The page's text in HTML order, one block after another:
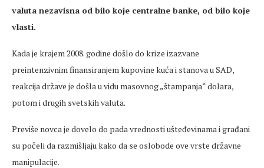
valuta nezavisna od bilo koje centralne banke, od bilo koje
vlasti.
Kada je krajem 2008. godine došlo do krize izazvane
preintenzivnim finansiranjem kupovine kuća i stanova u SAD,
reakcija države je došla u vidu masovnog „štampanja“ dolara,
potom i drugih svetskih valuta.
Previše novca je dovelo do pada vrednosti ušteđevinama i građani
su počeli da razmišljaju kako da se oslobode ove vrste državne
manipulacije.